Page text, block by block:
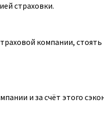
страховки.
компании, стоять
и за счёт этого